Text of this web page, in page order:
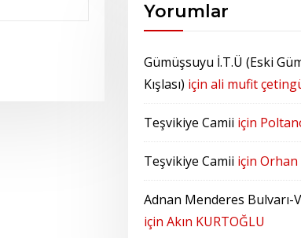
Yorumlar
Gümüşsuyu İ.T.Ü (Eski
Kışlası) için ali mufit
Teşvikiye Camii için
Teşvikiye Camii için Orhan
Adnan Menderes Bulvarı-
için Akın KURTOĞLU